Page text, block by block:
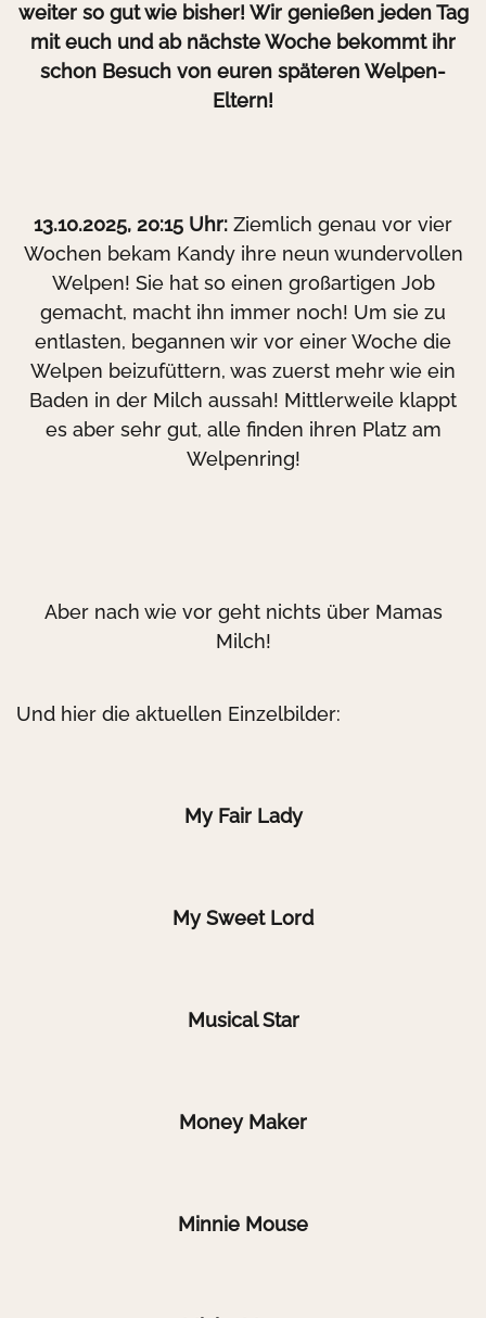
weiter so gut wie bisher! Wir genießen jeden Tag
mit euch und ab nächste Woche bekommt ihr
schon Besuch von euren späteren Welpen-
Eltern!
13.10.2025, 20:15 Uhr: Ziemlich genau vor vier
Wochen bekam Kandy ihre neun wundervollen
Welpen! Sie hat so einen großartigen Job
gemacht, macht ihn immer noch! Um sie zu
entlasten, begannen wir vor einer Woche die
Welpen beizufüttern, was zuerst mehr wie ein
Baden in der Milch aussah! Mittlerweile klappt
es aber sehr gut, alle finden ihren Platz am
Welpenring!
Aber nach wie vor geht nichts über Mamas
Milch!
Und hier die aktuellen Einzelbilder:
My Fair Lady
My Sweet Lord
Musical Star
Money Maker
Minnie Mouse